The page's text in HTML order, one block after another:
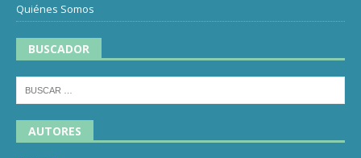
Quiénes Somos
BUSCADOR
AUTORES